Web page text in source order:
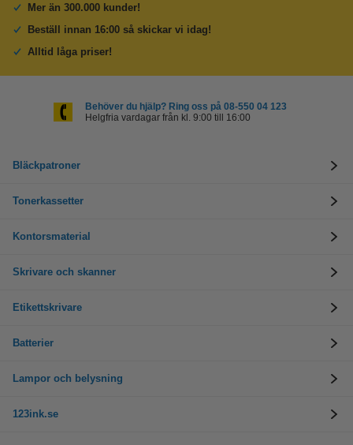
Mer än 300.000 kunder!
Beställ innan 16:00 så skickar vi idag!
Alltid låga priser!
Behöver du hjälp? Ring oss på 08-550 04 123
Helgfria vardagar från kl. 9:00 till 16:00
Bläckpatroner
Tonerkassetter
Kontorsmaterial
Skrivare och skanner
Etikettskrivare
Batterier
Lampor och belysning
123ink.se